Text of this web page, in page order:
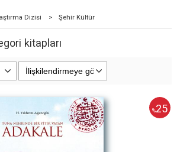
Dizisi > Şehir Kültür
kitapları
%25